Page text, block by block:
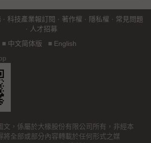
· 科技產業報訂閱 · 著作權 · 隱私權 · 常見問題
· 人才招募
■ 中文简体版 ■ English
文，係屬於大椽股份有限公司所有，非經本
將全部或部分內容轉載於任何形式之媒